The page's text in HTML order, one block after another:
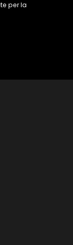
per la